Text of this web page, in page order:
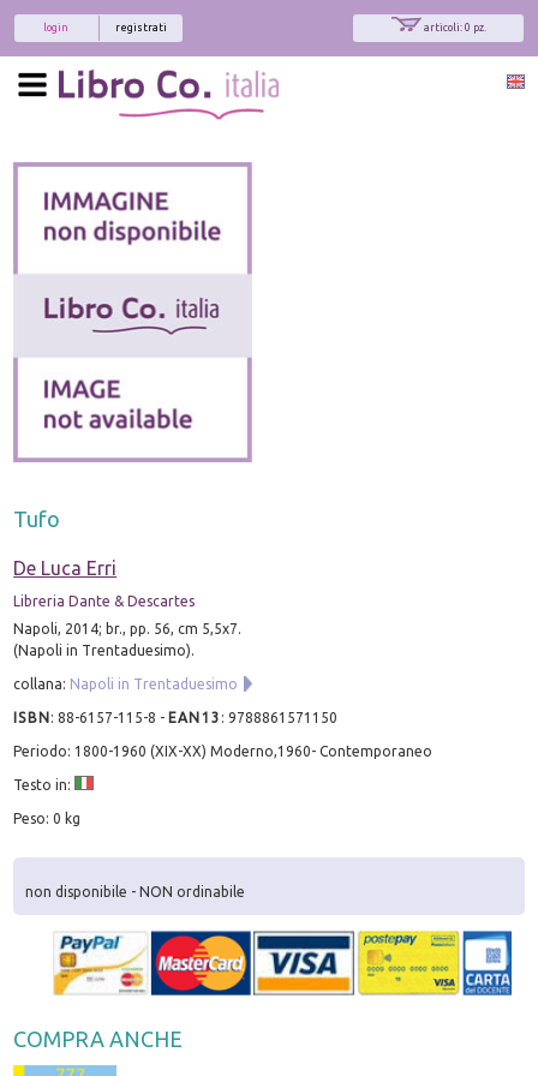
articoli: 0 pz.
registrati
login
Tufo
De Luca Erri
Libreria Dante & Descartes
Napoli, 2014; br., pp. 56, cm 5,5x7.
(Napoli in Trentaduesimo).
collana: Napoli in Trentaduesimo
ISBN:88-6157-115-8 - EAN13 :9788861571150
Periodo: 1800-1960 (XIX-XX) Moderno,1960- Contemporaneo
Testo in:
Peso: 0 kg
non disponibile - NON ordinabile
COMPRA ANCHE